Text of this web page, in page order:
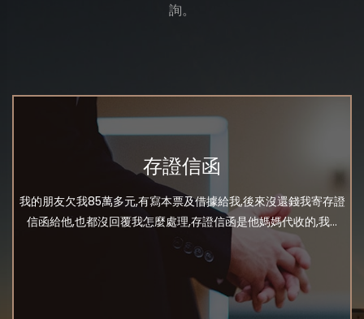
詢。
存證信函
我的朋友欠我85萬多元,有寫本票及借據給我,後來沒還錢我寄存證
信函給他,也都沒回覆我怎麼處理,存證信函是他媽媽代收的,我...